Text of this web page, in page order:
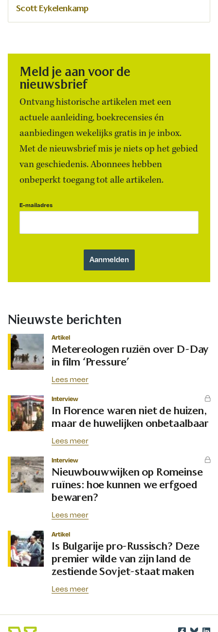
Scott Eykelenkamp
Meld je aan voor de
nieuwsbrief
Ontvang historische artikelen met een
actuele aanleiding, boekrecensies én
aanbiedingen wekelijks gratis in je inbox.
Met de nieuwsbrief mis je niets op het gebied
van geschiedenis. Abonnees hebben
onbeperkt toegang tot alle artikelen.
E-mailadres
Nieuwste berichten
Artikel
Metereologen ruziën over D-Day
in film ‘Pressure’
Lees meer
Interview
In Florence waren niet de huizen,
maar de huwelijken onbetaalbaar
Lees meer
Interview
Nieuwbouwwijken op Romeinse
ruïnes: hoe kunnen we erfgoed
bewaren?
Lees meer
Artikel
Is Bulgarije pro-Russisch? Deze
premier wilde van zijn land de
zestiende Sovjet-staat maken
Lees meer